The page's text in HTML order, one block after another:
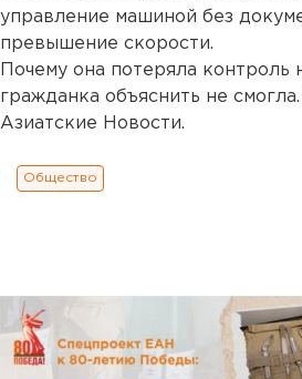
управление машиной без
превышение скорости.
Почему она потеряла контроль
гражданка объяснить не
Азиатские Новости.
Общество